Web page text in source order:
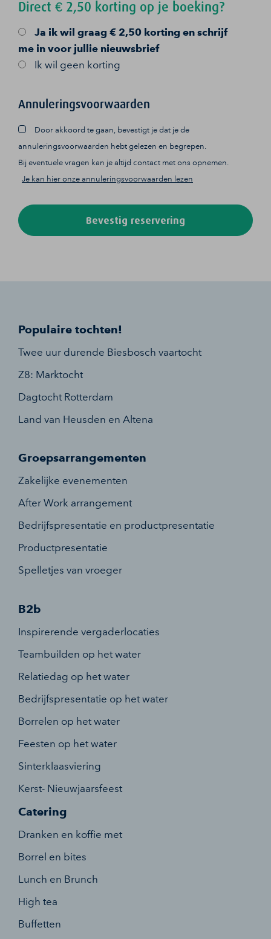
Direct € 2,50 korting op je boeking?
Ja ik wil graag € 2,50 korting en schrijf
me in voor jullie nieuwsbrief
Ik wil geen korting
Annuleringsvoorwaarden
Door akkoord te gaan, bevestigt je dat je de
annuleringsvoorwaarden hebt gelezen en begrepen.
Bij eventuele vragen kan je altijd contact met ons opnemen.
Je kan hier onze annuleringsvoorwaarden lezen
Bevestig reservering
Populaire tochten!
Twee uur durende Biesbosch vaartocht
Z8: Marktocht
Dagtocht Rotterdam
Land van Heusden en Altena
Groepsarrangementen
Zakelijke evenementen
After Work arrangement
Bedrijfspresentatie en productpresentatie
Productpresentatie
Spelletjes van vroeger
B2b
Inspirerende vergaderlocaties
Teambuilden op het water
Relatiedag op het water
Bedrijfspresentatie op het water
Borrelen op het water
Feesten op het water
Sinterklaasviering
Kerst- Nieuwjaarsfeest
Catering
Dranken en koffie met
Borrel en bites
Lunch en Brunch
High tea
Buffetten